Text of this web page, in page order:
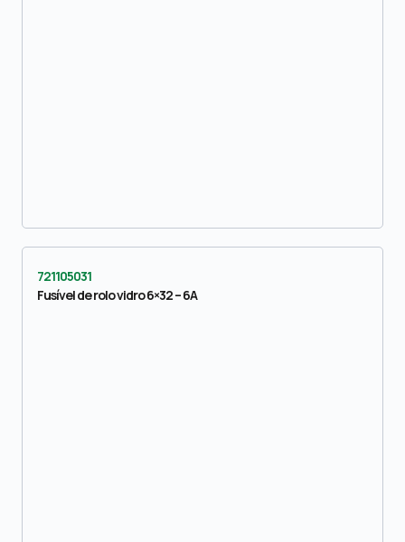
721105031
Fusível de rolo vidro 6×32 – 6A